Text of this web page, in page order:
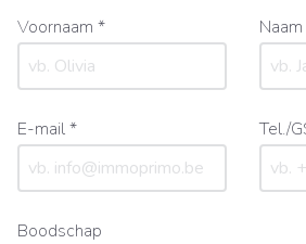
Voornaam *
E-mail * Tel./
Boodschap